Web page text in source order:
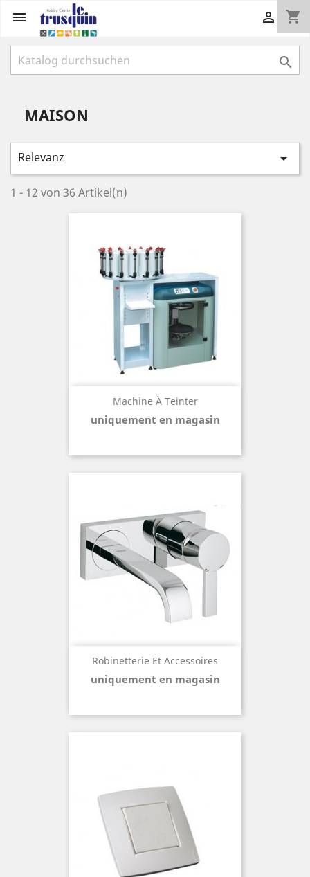
 shopping_cart


MAISON
Relevanz 
1 - 12 von 36 Artikel(n)
Machine À Teinter
uniquement en magasin
Robinetterie Et Accessoires
uniquement en magasin